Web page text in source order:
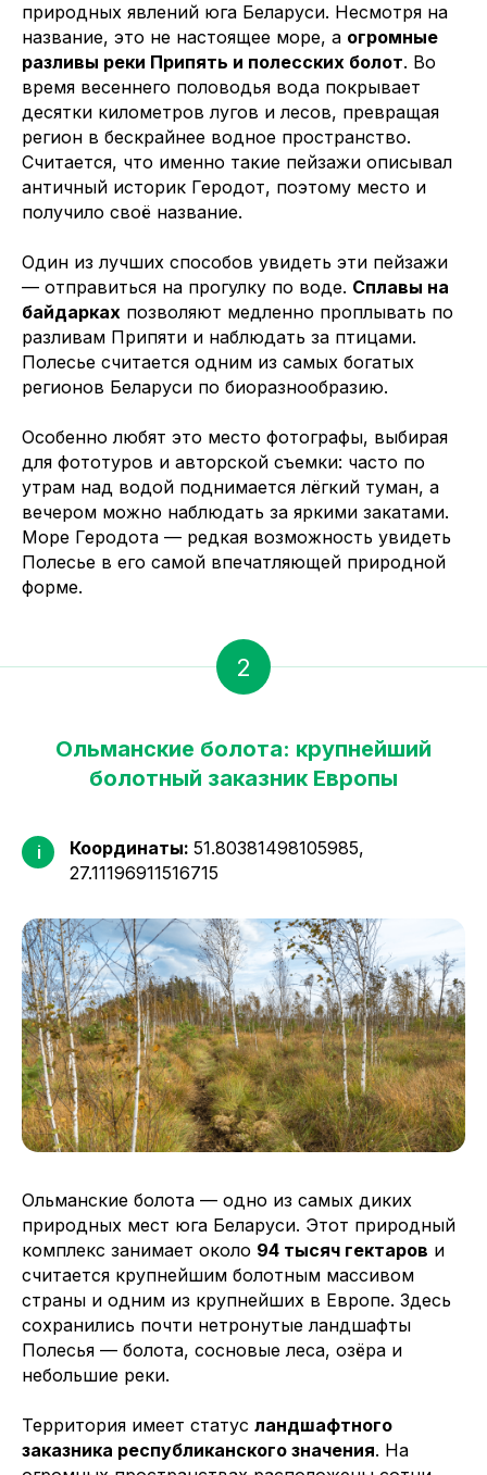
природных явлений юга Беларуси. Несмотря на
название, это не настоящее море, а огромные
разливы реки Припять и полесских болот. Во
время весеннего половодья вода покрывает
десятки километров лугов и лесов, превращая
регион в бескрайнее водное пространство.
Считается, что именно такие пейзажи описывал
античный историк Геродот, поэтому место и
получило своё название.
Один из лучших способов увидеть эти пейзажи
— отправиться на прогулку по воде. Сплавы на
байдарках позволяют медленно проплывать по
разливам Припяти и наблюдать за птицами.
Полесье считается одним из самых богатых
регионов Беларуси по биоразнообразию.
Особенно любят это место фотографы, выбирая
для фототуров и авторской съемки: часто по
утрам над водой поднимается лёгкий туман, а
вечером можно наблюдать за яркими закатами.
Море Геродота — редкая возможность увидеть
Полесье в его самой впечатляющей природной
форме.
2
Ольманские болота: крупнейший
болотный заказник Европы
i Координаты: 51.80381498105985,
27.11196911516715
Ольманские болота — одно из самых диких
природных мест юга Беларуси. Этот природный
комплекс занимает около 94 тысяч гектаров и
считается крупнейшим болотным массивом
страны и одним из крупнейших в Европе. Здесь
сохранились почти нетронутые ландшафты
Полесья — болота, сосновые леса, озёра и
небольшие реки.
Территория имеет статус ландшафтного
заказника республиканского значения. На